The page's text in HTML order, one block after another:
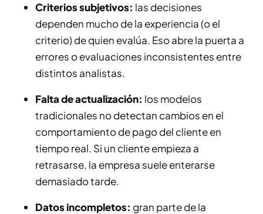
Criterios subjetivos: las decisiones
dependen mucho de la experiencia (o el
criterio) de quien evalúa. Eso abre la puerta a
errores o evaluaciones inconsistentes entre
distintos analistas.
Falta de actualización: los modelos
tradicionales no detectan cambios en el
comportamiento de pago del cliente en
tiempo real. Si un cliente empieza a
retrasarse, la empresa suele enterarse
demasiado tarde.
Datos incompletos: gran parte de la